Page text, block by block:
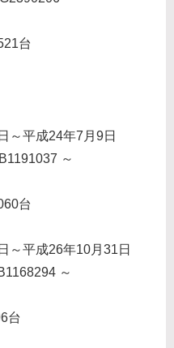
台
～平成24年7月9日
～
台
～平成26年10月31日
～
台